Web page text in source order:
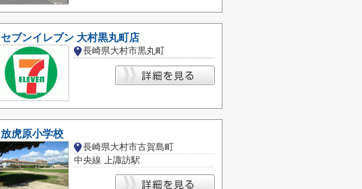
セブンイレブン 大村黒丸町店
長崎県大村市黒丸町
放虎原小学校
長崎県大村市古賀島町
中央線 上諏訪駅